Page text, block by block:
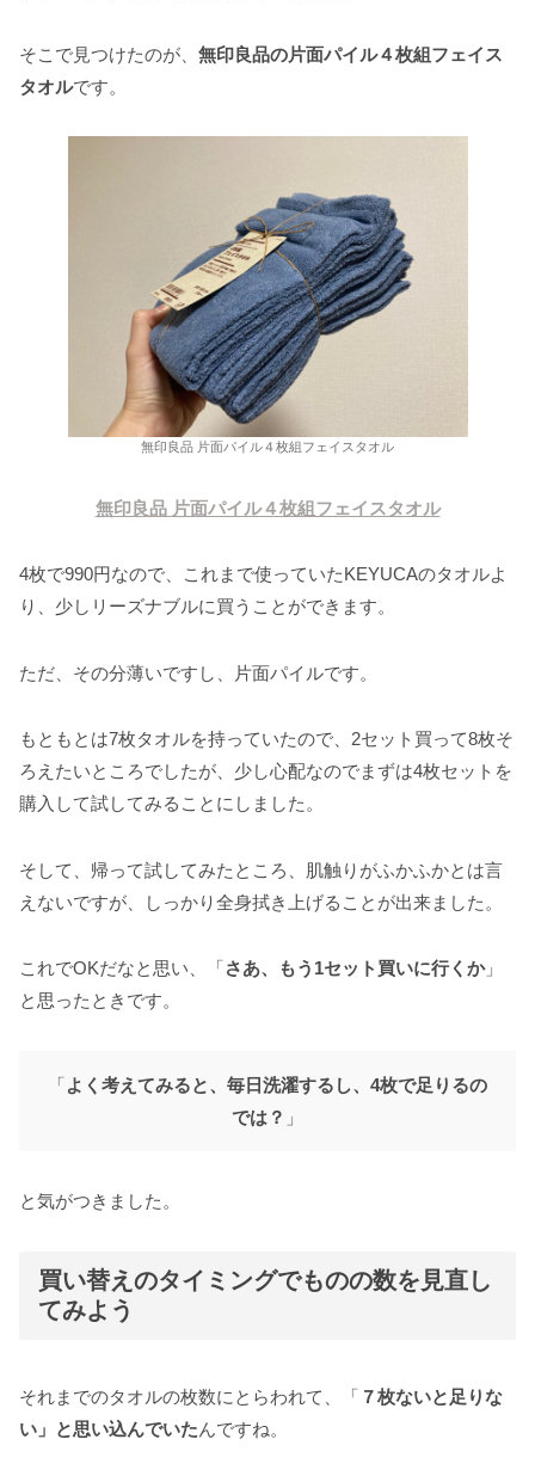
そこで見つけたのが、 無印良品の片面パイル４枚組フェイス
タオルです。
無印良品 片面パイル４枚組フェイスタオル
無印良品 片面パイル４枚組フェイスタオル
4枚で990円なので、これまで使っていたKEYUCAのタオルよ
り、少しリーズナブルに買うことができます。
ただ、その分薄いですし、片面パイルです。
もともとは7枚タオルを持っていたので、2セット買って8枚そ
ろえたいところでしたが、少し心配なのでまずは4枚セットを
購入して試してみることにしました。
そして、帰って試してみたところ、肌触りがふかふかとは言
えないですが、しっかり全身拭き上げることが出来ました。
これでOKだなと思い、「さあ、もう1セット買いに行くか」
と思ったときです。
「よく考えてみると、毎日洗濯するし、4枚で足りるの
では？ 」
と気がつきました。
買い替えのタイミングでものの数を見直し
てみよう
それまでのタオルの枚数にとらわれて、「 ７枚ないと足りな
い」と思い込んでいたんですね。